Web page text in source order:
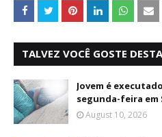
TALVEZ VOCÊ GOSTE
Jovem é
segunda-feira em
August 10, 2026